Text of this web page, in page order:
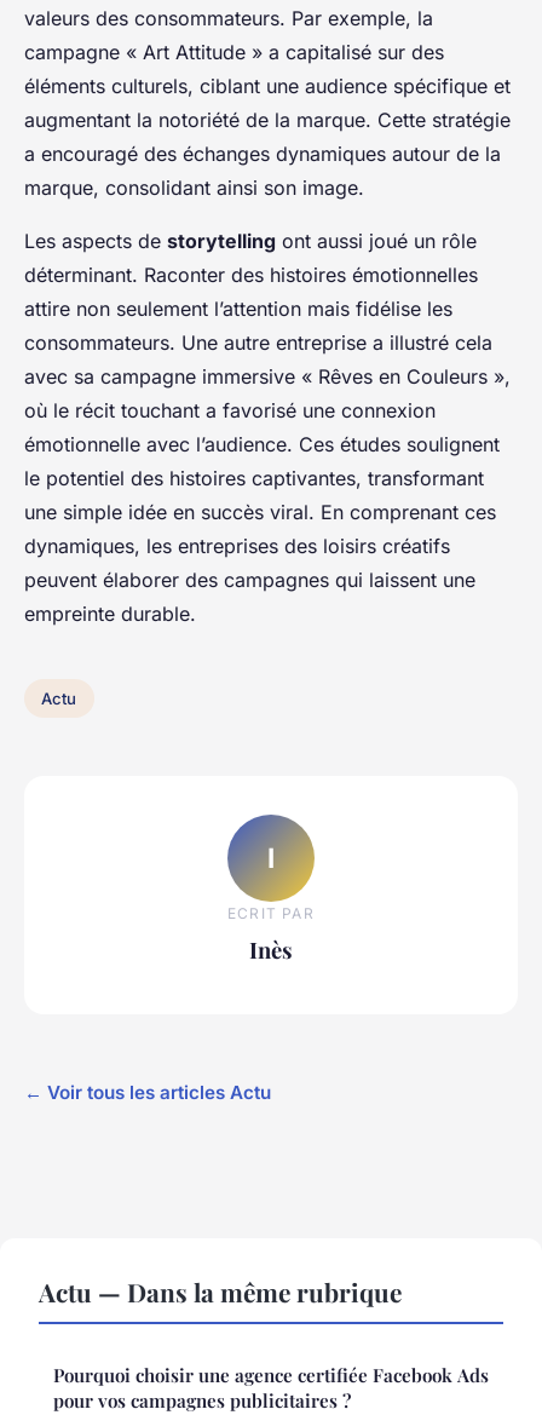
valeurs des consommateurs. Par exemple, la
campagne « Art Attitude » a capitalisé sur des
éléments culturels, ciblant une audience spécifique et
augmentant la notoriété de la marque. Cette stratégie
a encouragé des échanges dynamiques autour de la
marque, consolidant ainsi son image.
Les aspects de storytelling ont aussi joué un rôle
déterminant. Raconter des histoires émotionnelles
attire non seulement l’attention mais fidélise les
consommateurs. Une autre entreprise a illustré cela
avec sa campagne immersive « Rêves en Couleurs »,
où le récit touchant a favorisé une connexion
émotionnelle avec l’audience. Ces études soulignent
le potentiel des histoires captivantes, transformant
une simple idée en succès viral. En comprenant ces
dynamiques, les entreprises des loisirs créatifs
peuvent élaborer des campagnes qui laissent une
empreinte durable.
Actu
I
ECRIT PAR
Inès
← Voir tous les articles Actu
Actu — Dans la même rubrique
Pourquoi choisir une agence certifiée Facebook Ads
pour vos campagnes publicitaires ?